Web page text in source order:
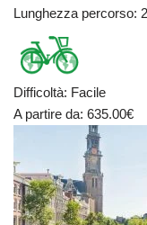
Lunghezza percorso:
Difficoltà: Facile
A partire da: 635.00€